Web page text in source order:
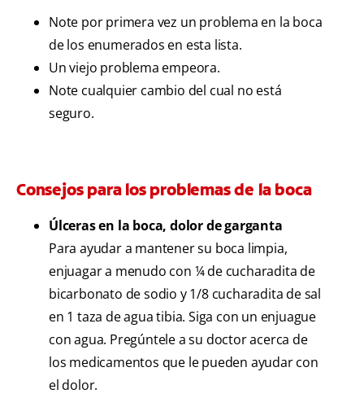
Note por primera vez un problema en la boca
de los enumerados en esta lista.
Un viejo problema empeora.
Note cualquier cambio del cual no está
seguro.
Consejos para los problemas de la boca
Úlceras en la boca, dolor de garganta
Para ayudar a mantener su boca limpia,
enjuagar a menudo con ¼ de cucharadita de
bicarbonato de sodio y 1/8 cucharadita de sal
en 1 taza de agua tibia. Siga con un enjuague
con agua. Pregúntele a su doctor acerca de
los medicamentos que le pueden ayudar con
el dolor.